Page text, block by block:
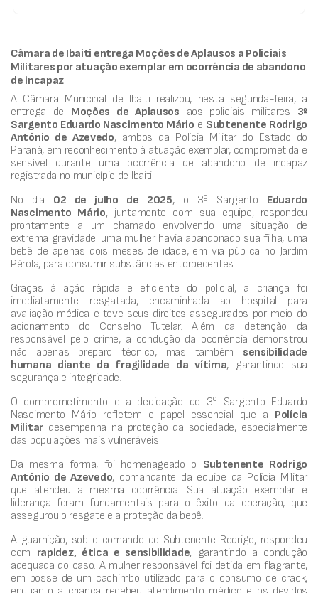
Câmara de Ibaiti entrega Moções de Aplausos a Policiais
Militares por atuação exemplar em ocorrência de abandono
de incapaz
A Câmara Municipal de Ibaiti realizou, nesta segunda-feira, a
entrega de Moções de Aplausos aos policiais militares 3º
Sargento Eduardo Nascimento Mário e Subtenente Rodrigo
Antônio de Azevedo, ambos da Polícia Militar do Estado do
Paraná, em reconhecimento à atuação exemplar, comprometida e
sensível durante uma ocorrência de abandono de incapaz
registrada no município de Ibaiti.
No dia 02 de julho de 2025, o 3º Sargento Eduardo
Nascimento Mário, juntamente com sua equipe, respondeu
prontamente a um chamado envolvendo uma situação de
extrema gravidade: uma mulher havia abandonado sua filha, uma
bebê de apenas dois meses de idade, em via pública no Jardim
Pérola, para consumir substâncias entorpecentes.
Graças à ação rápida e eficiente do policial, a criança foi
imediatamente resgatada, encaminhada ao hospital para
avaliação médica e teve seus direitos assegurados por meio do
acionamento do Conselho Tutelar. Além da detenção da
responsável pelo crime, a condução da ocorrência demonstrou
não apenas preparo técnico, mas também sensibilidade
humana diante da fragilidade da vítima, garantindo sua
segurança e integridade.
O comprometimento e a dedicação do 3º Sargento Eduardo
Nascimento Mário refletem o papel essencial que a Polícia
Militardesempenha na proteção da sociedade, especialmente
das populações mais vulneráveis.
Da mesma forma, foi homenageado o Subtenente Rodrigo
Antônio de Azevedo, comandante da equipe da Polícia Militar
que atendeu a mesma ocorrência. Sua atuação exemplar e
liderança foram fundamentais para o êxito da operação, que
assegurou o resgate e a proteção da bebê.
A guarnição, sob o comando do Subtenente Rodrigo, respondeu
com rapidez, ética e sensibilidade, garantindo a condução
adequada do caso. A mulher responsável foi detida em flagrante,
em posse de um cachimbo utilizado para o consumo de crack,